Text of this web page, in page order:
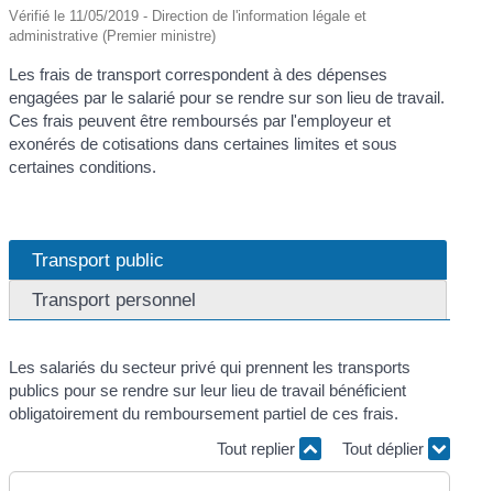
Vérifié le 11/05/2019 - Direction de l'information légale et
administrative (Premier ministre)
Les frais de transport correspondent à des dépenses
engagées par le salarié pour se rendre sur son lieu de travail.
Ces frais peuvent être remboursés par l'employeur et
exonérés de cotisations dans certaines limites et sous
certaines conditions.
Transport public
Transport personnel
Les salariés du secteur privé qui prennent les transports
publics pour se rendre sur leur lieu de travail bénéficient
obligatoirement du remboursement partiel de ces frais.
Tout replier
Tout déplier